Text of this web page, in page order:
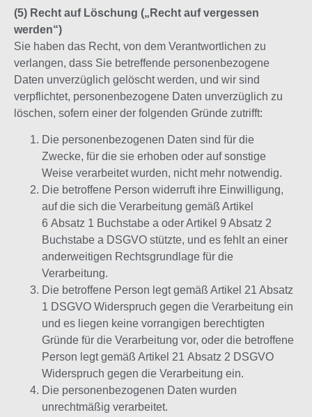
(5) Recht auf Löschung („Recht auf vergessen
werden“)
Sie haben das Recht, von dem Verantwortlichen zu
verlangen, dass Sie betreffende personenbezogene
Daten unverzüglich gelöscht werden, und wir sind
verpflichtet, personenbezogene Daten unverzüglich zu
löschen, sofern einer der folgenden Gründe zutrifft:
Die personenbezogenen Daten sind für die
Zwecke, für die sie erhoben oder auf sonstige
Weise verarbeitet wurden, nicht mehr notwendig.
Die betroffene Person widerruft ihre Einwilligung,
auf die sich die Verarbeitung gemäß Artikel
6 Absatz 1 Buchstabe a oder Artikel 9 Absatz 2
Buchstabe a DSGVO stützte, und es fehlt an einer
anderweitigen Rechtsgrundlage für die
Verarbeitung.
Die betroffene Person legt gemäß Artikel 21 Absatz
1 DSGVO Widerspruch gegen die Verarbeitung ein
und es liegen keine vorrangigen berechtigten
Gründe für die Verarbeitung vor, oder die betroffene
Person legt gemäß Artikel 21 Absatz 2 DSGVO
Widerspruch gegen die Verarbeitung ein.
Die personenbezogenen Daten wurden
unrechtmäßig verarbeitet.